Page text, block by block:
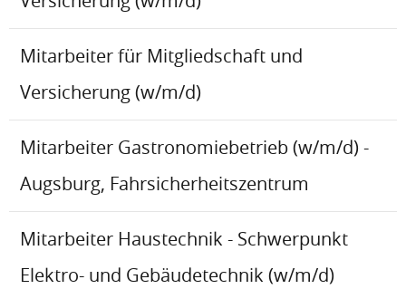
Mitarbeiter für Mitgliedschaft und
Versicherung (w/m/d)
Mitarbeiter Gastronomiebetrieb (w/m/d) -
Augsburg, Fahrsicherheitszentrum
Mitarbeiter Haustechnik - Schwerpunkt
Elektro- und Gebäudetechnik (w/m/d)